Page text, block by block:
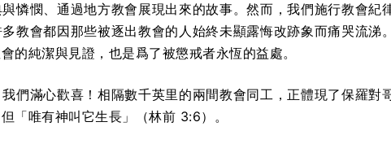
憐憫、通過地方教會展現出來的故事。然而，我們施行教會紀
教會都因那些被逐出教會的人始終未顯露悔改跡象而痛哭流涕
的純潔與見證，也是爲了被懲戒者永恆的益處。
們滿心歡喜！相隔數千英里的兩間教會同工，正體現了保羅對
「唯有神叫它生長」（林前 3:6）。